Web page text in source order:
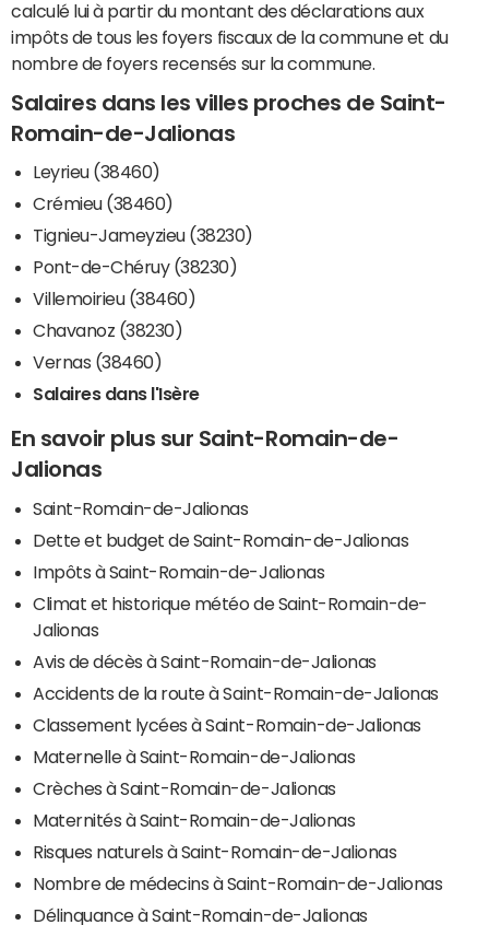
calculé lui à partir du montant des déclarations aux
impôts de tous les foyers fiscaux de la commune et du
nombre de foyers recensés sur la commune.
Salaires dans les villes proches de Saint-
Romain-de-Jalionas
Leyrieu (38460)
Crémieu (38460)
Tignieu-Jameyzieu (38230)
Pont-de-Chéruy (38230)
Villemoirieu (38460)
Chavanoz (38230)
Vernas (38460)
Salaires dans l'Isère
En savoir plus sur Saint-Romain-de-
Jalionas
Saint-Romain-de-Jalionas
Dette et budget de Saint-Romain-de-Jalionas
Impôts à Saint-Romain-de-Jalionas
Climat et historique météo de Saint-Romain-de-
Jalionas
Avis de décès à Saint-Romain-de-Jalionas
Accidents de la route à Saint-Romain-de-Jalionas
Classement lycées à Saint-Romain-de-Jalionas
Maternelle à Saint-Romain-de-Jalionas
Crèches à Saint-Romain-de-Jalionas
Maternités à Saint-Romain-de-Jalionas
Risques naturels à Saint-Romain-de-Jalionas
Nombre de médecins à Saint-Romain-de-Jalionas
Délinquance à Saint-Romain-de-Jalionas